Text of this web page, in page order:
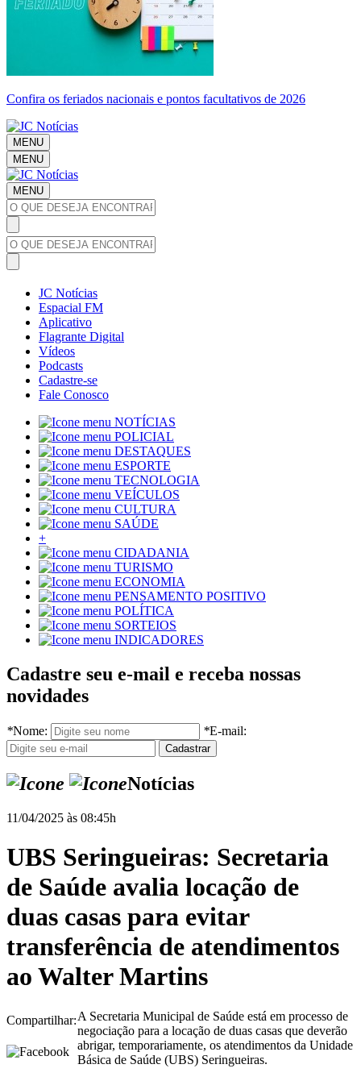
Confira os feriados nacionais e pontos facultativos de 2026
MENU
MENU
MENU
JC Notícias
Espacial FM
Aplicativo
Flagrante Digital
Vídeos
Podcasts
Cadastre-se
Fale Conosco
NOTÍCIAS
POLICIAL
DESTAQUES
ESPORTE
TECNOLOGIA
VEÍCULOS
CULTURA
SAÚDE
+
CIDADANIA
TURISMO
ECONOMIA
PENSAMENTO POSITIVO
POLÍTICA
SORTEIOS
INDICADORES
Cadastre seu e-mail e receba nossas
novidades
*Nome: *E-mail:
Notícias
11/04/2025 às 08:45h
UBS Seringueiras: Secretaria
de Saúde avalia locação de
duas casas para evitar
transferência de atendimentos
ao Walter Martins
Compartilhar:A Secretaria Municipal de Saúde está em processo de
negociação para a locação de duas casas que deverão
abrigar, temporariamente, os atendimentos da Unidade
Básica de Saúde (UBS) Seringueiras.